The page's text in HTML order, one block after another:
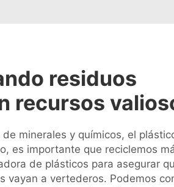
residuos
recursos
minerales y químicos, el
es importante que reciclemos
de plásticos para asegurar
vayan a vertederos. Podemos